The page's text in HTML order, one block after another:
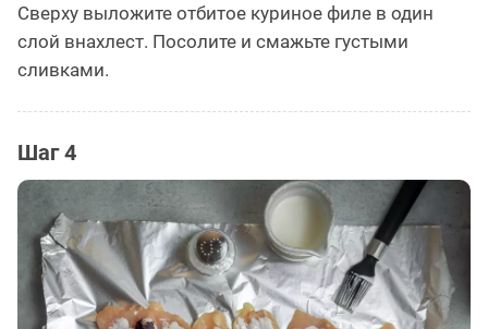
Сверху выложите отбитое куриное филе в один
слой внахлест. Посолите и смажьте густыми
сливками.
Шаг 4